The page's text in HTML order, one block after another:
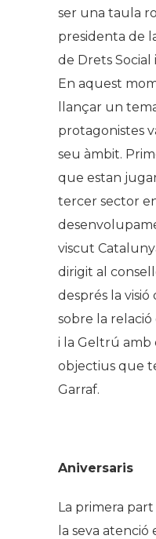
ser una taula
presidenta de
de Drets Social
En aquest
llançar un
protagonistes
seu àmbit.
que estan
tercer sector
viscut
dirigit al
després la
sobre la relació
i la Geltrú amb
objectius que
Garraf.
Aniversaris
La primera
la seva atenció